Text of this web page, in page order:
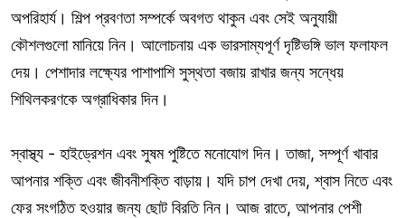
অপরিহার্য। শিল্প প্রবণতা সম্পর্কে অবগত থাকুন এবং সেই অনুযায়ী
কৌশলগুলো মানিয়ে নিন। আলোচনায় এক ভারসাম্যপূর্ণ দৃষ্টিভঙ্গি ভাল ফলাফল
দেয়। পেশাদার লক্ষ্যের পাশাপাশি সুস্থতা বজায় রাখার জন্য সন্ধেয়
শিথিলকরণকে অগ্রাধিকার দিন।
স্বাস্থ্য - হাইড্রেশন এবং সুষম পুষ্টিতে মনোযোগ দিন। তাজা, সম্পূর্ণ খাবার
আপনার শক্তি এবং জীবনীশক্তি বাড়ায়। যদি চাপ দেখা দেয়, শ্বাস নিতে এবং
ফের সংগঠিত হওয়ার জন্য ছোট বিরতি নিন। আজ রাতে, আপনার পেশী